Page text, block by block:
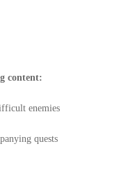
content:
enemies
quests